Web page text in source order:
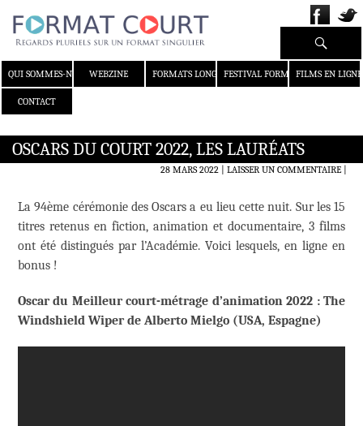
QUI SOMMES-NOUS ?WEBZINE FORMATS LONGS FESTIVAL FORMAT COURT
FILMS EN LIGNE
CONTACT
Recherche
OSCARS DU COURT 2022, LES LAURÉATS
28 MARS 2022 LAISSER UN COMMENTAIRE|
La 94ème cérémonie des Oscars a eu lieu cette nuit. Sur les 15
titres retenus en fiction, animation et documentaire, 3 films
ont été distingués par l’Académie. Voici lesquels, en ligne en
bonus !
Oscar du Meilleur court-métrage d’animation 2022 : The
Windshield Wiper de Alberto Mielgo (USA, Espagne)